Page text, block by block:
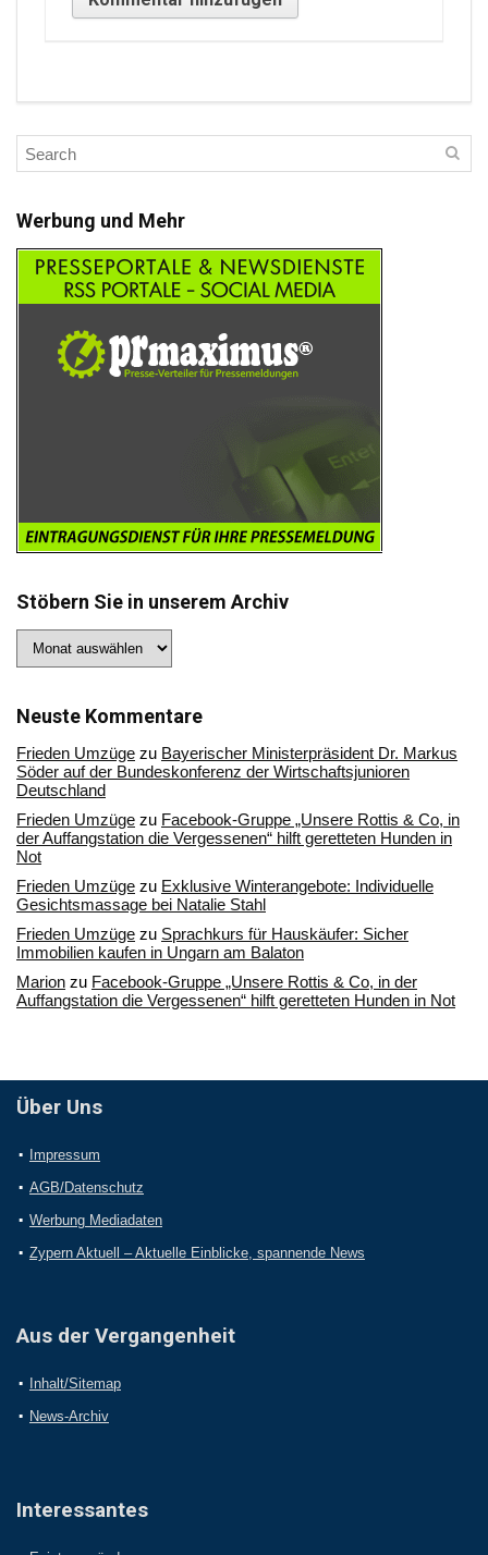
Werbung und Mehr
Stöbern Sie in unserem Archiv
Sie
Archiv
Neuste Kommentare
Frieden Umzüge zu Bayerischer Ministerpräsident Dr. Markus
Söder auf der Bundeskonferenz der Wirtschaftsjunioren
Deutschland
Frieden Umzüge zu Facebook-Gruppe „Unsere Rottis & Co, in
der Auffangstation die Vergessenen“ hilft geretteten Hunden in
Not
Frieden Umzüge zu Exklusive Winterangebote: Individuelle
Gesichtsmassage bei Natalie Stahl
Frieden Umzüge zu Sprachkurs für Hauskäufer: Sicher
Immobilien kaufen in Ungarn am Balaton
Marion zu Facebook-Gruppe „Unsere Rottis & Co, in der
Auffangstation die Vergessenen“ hilft geretteten Hunden in Not
Über Uns
Impressum
AGB/Datenschutz
Werbung Mediadaten
Zypern Aktuell – Aktuelle Einblicke, spannende News
Aus der Vergangenheit
Inhalt/Sitemap
News-Archiv
Interessantes